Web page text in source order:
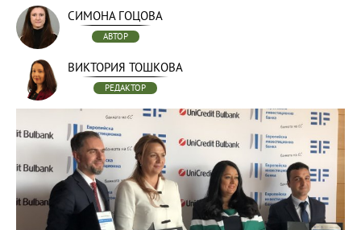
СИМОНА ГОЦОВА
АВТОР
ВИКТОРИЯ ТОШКОВА
РЕДАКТОР